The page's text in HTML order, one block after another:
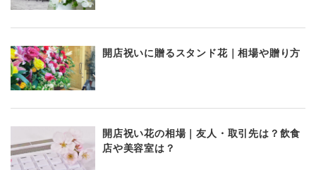
開店祝いに贈るスタンド花｜相場や贈り方
開店祝い花の相場｜友人・取引先は？飲食
店や美容室は？